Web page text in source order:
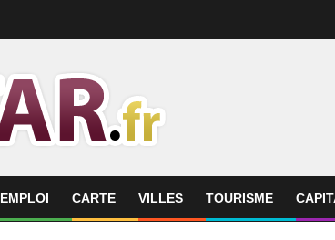
EMPLOI CARTE VILLES TOURISME